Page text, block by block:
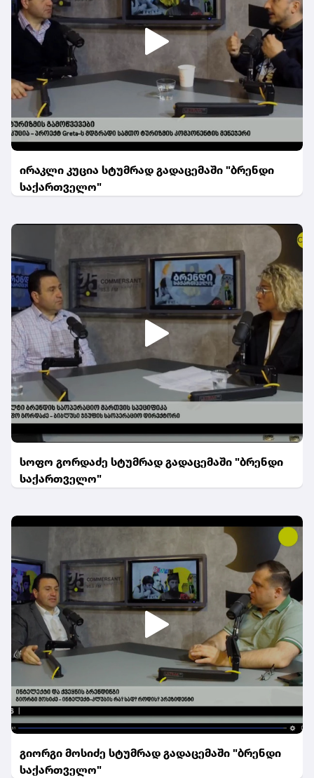
ირაკლი კუცია სტუმრად გადაცემაში "ბრენდი
საქართველო"
სოფო გორდაძე სტუმრად გადაცემაში "ბრენდი
საქართველო"
გიორგი მოსიძე სტუმრად გადაცემაში "ბრენდი
საქართველო"